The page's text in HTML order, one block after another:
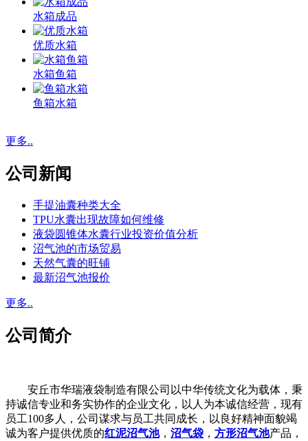
水箱成品
优质水箱
水箱鱼箱
鱼箱水箱
更多..
公司新闻
手提油囊种类大全
TPU水囊出现故障如何维修
液袋圆锥体水囊行业投资价值分析
沼气池的市场贸易
天然气囊的旺铺
最新沼气池报价
更多..
公司简介
安丘市华瑞液袋制造有限公司以中华传统文化为载体，秉
持诚信专业和务实协作的企业文化，以人为本诚信经营，现有
员工100多人，公司谋求与员工共同成长，以良好精神面貌竭
诚为客户提供优质的红泥沼气池， 沼气袋 ， 方形沼气池产品，